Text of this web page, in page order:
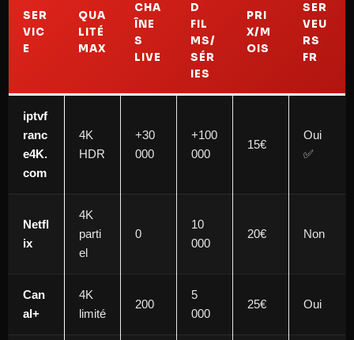
SER
VIC
E
QUA
LITÉ
MAX
CHA
ÎNE
S
LIVE
D
FIL
MS/
SÉR
IES
PRI
X/M
OIS
SER
VEU
RS
FR
iptvf
ranc
e4K.
com
4K
HDR
+30
000
+100
000
15€
Oui
✅
Netfl
ix
4K
parti
el
0
10
000
20€ Non
Can
al+
4K
limité
200
5
000
25€ Oui